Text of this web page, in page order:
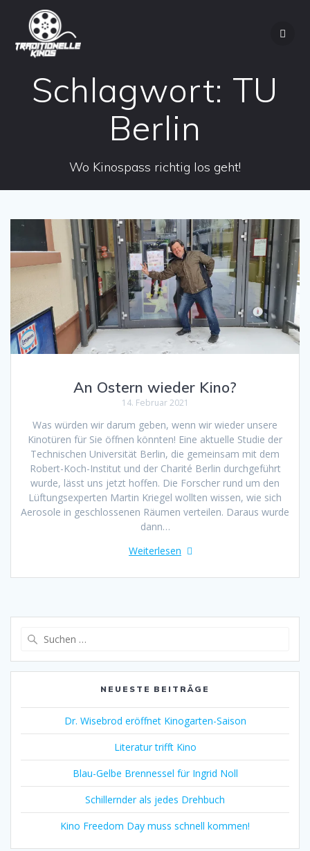
Schlagwort: TU
Berlin
Wo Kinospass richtig los geht!
An Ostern wieder Kino?
14. Februar 2021
Was würden wir darum geben, wenn wir wieder unsere
Kinotüren für Sie öffnen könnten! Eine aktuelle Studie der
Technischen Universität Berlin, die gemeinsam mit dem
Robert-Koch-Institut und der Charité Berlin durchgeführt
wurde, lässt uns jetzt hoffen. Die Forscher rund um den
Lüftungsexperten Martin Kriegel wollten wissen, wie sich
Aerosole in geschlossenen Räumen verteilen. Daraus wurde
dann…
Weiterlesen
NEUESTE BEITRÄGE
Dr. Wisebrod eröffnet Kinogarten-Saison
Literatur trifft Kino
Blau-Gelbe Brennessel für Ingrid Noll
Schillernder als jedes Drehbuch
Kino Freedom Day muss schnell kommen!